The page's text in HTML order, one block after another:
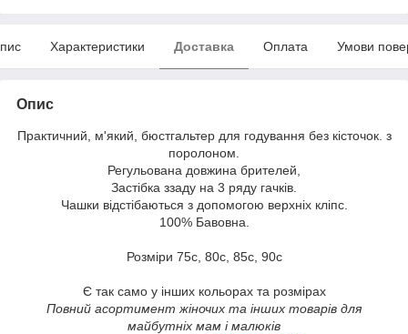
Характеристики Доставка Оплата Умови
Опис
Практичний, м'який, бюстгальтер для годування без кісточок. з
поролоном.
Регульована довжина брителей,
Застібка ззаду на 3 ряду гачків.
Чашки відстібаються з допомогою верхніх кліпс.
100% Бавовна.
Розміри 75с, 80с, 85с, 90с
Є так само у інших кольорах та розмірах
Повний асортимент жіночих та інших товарів для
майбутніх мам і малюків